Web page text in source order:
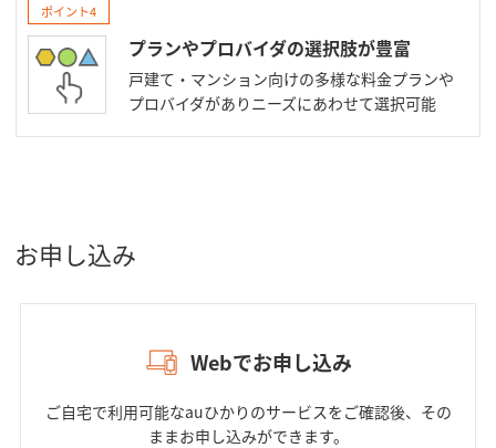
ポイント4
プランやプロバイダの選択肢が豊富
戸建て・マンション向けの多様な料金プランや
プロバイダがありニーズにあわせて選択可能
お申し込み
Webでお申し込み
ご自宅で利用可能なauひかりのサービスをご確認後、その
ままお申し込みができます。​